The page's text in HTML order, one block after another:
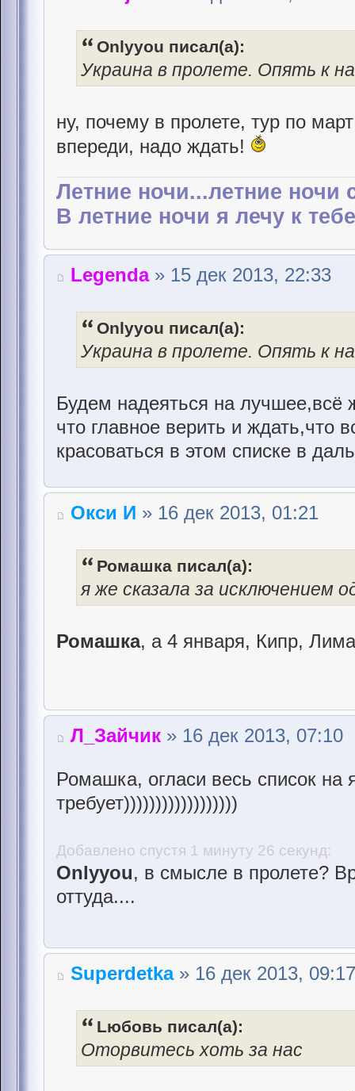
Onlyyou писал(а):
Украина в пролете. Опять к
ну, почему в пролете, тур по
впереди, надо ждать!
Летние ночи...летние ночи
В летние ночи я лечу к
Legenda» 15 дек 2013, 22:33
Onlyyou писал(а):
Украина в пролете. Опять к
Будем надеяться на лучшее,всё
что главное верить и ждать,что
красоваться в этом списке в
Окси И » 16 дек 2013, 01:21
Ромашка писал(а):
я же сказала за исключением
Ромашка, а 4 января, Кипр,
Л_Зайчик » 16 дек 2013, 07:10
Ромашка, огласи весь список на
требует))))))))))))))))))
Добавлено спустя 1 минуту 26 секунд:
Onlyyou, в смысле в пролете?
оттуда....
Superdetka» 16 дек 2013, 09:17
Lюбовь писал(а):
Оторвитесь хоть за нас